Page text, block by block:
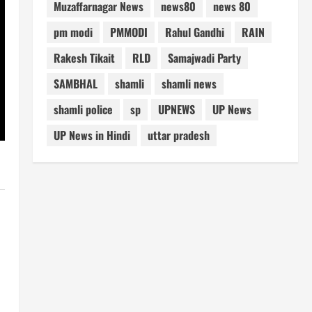
Muzaffarnagar News news80
news 80
pm modi
PMMODI Rahul Gandhi
RAIN
Rakesh Tikait
RLD
Samajwadi Party
SAMBHAL
shamli
shamli news
shamli police
sp UPNEWS
UP News
UP News in Hindi
uttar pradesh